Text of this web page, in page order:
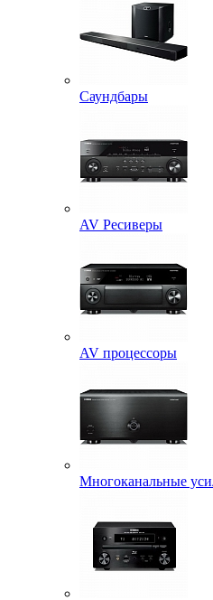
Саундбары
AV Ресиверы
AV процессоры
Многоканальные